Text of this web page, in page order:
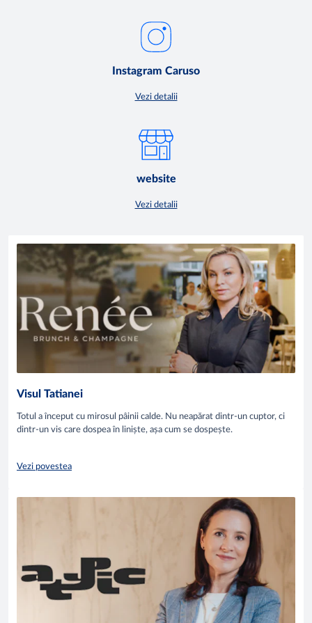
Instagram Caruso
Vezi detalii
website
Vezi detalii
Visul Tatianei
Totul a început cu mirosul pâinii calde. Nu neapărat dintr-un cuptor, ci
dintr-un vis care dospea în liniște, așa cum se dospește.
Vezi povestea